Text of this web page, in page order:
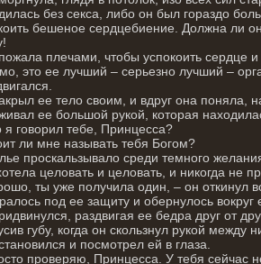
без секса, либо он был гораздо
бешеное сердцебиение. Должна ли
плечами, чтобы успокоить сердце
это ее лучший – серьезно лучший –
ее тело своим, и вдруг она поняла,
ее большой рукой, которая
я говорил тебе, Принцесса?
ли мне называть тебя Богом?
проскальзывало среди темного
целовать и целовать, и никогда не
ты уже получила один, – он откинул
под ее защиту и обернулось
раздвигая ее бедра друг от
губу, когда он скользнул рукой между
и посмотрел ей в глаза.
проверяю, Принцесса. У тебя сейчас